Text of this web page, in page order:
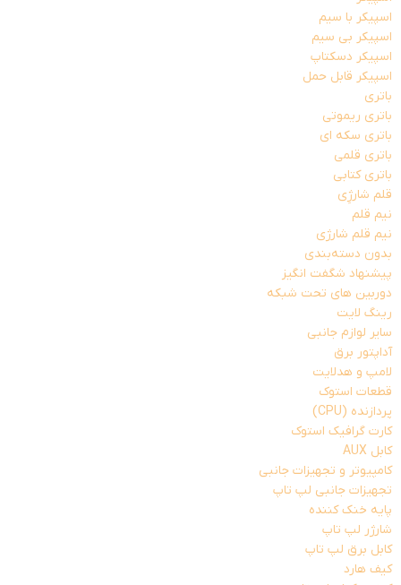
اسپیکر با سیم
اسپیکر بی سیم
اسپیکر دسکتاپ
اسپیکر قابل حمل
باتری
باتری ریموتی
باتری سکه ای
باتری قلمی
باتری کتابی
قلم شارژِی
نیم قلم
نیم قلم شارژی
بدون دسته‌بندی
پیشنهاد شگفت انگیز
دوربین های تحت شبکه
رینگ لایت
سایر لوازم جانبی
آداپتور برق
لامپ و هدلایت
قطعات استوک
پردازنده (CPU)
کارت گرافیک استوک
کابل AUX
کامپیوتر و تجهیزات جانبی
تجهیزات جانبی لپ تاپ
پایه خنک کننده
شارژر لپ تاپ
کابل برق لپ تاپ
کیف هارد